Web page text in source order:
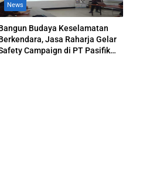
News
Budaya Keselamatan
Jasa Raharja Gelar
Campaign di PT Pasifik